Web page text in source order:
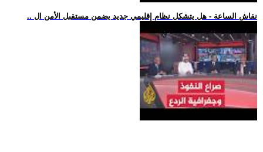
.. نقاش الساعة - هل يتشكل نظام إقليمي جديد يضمن مستقبل الأمن ال